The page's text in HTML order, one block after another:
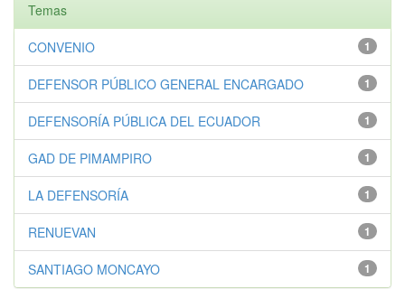
Temas
1
CONVENIO
1
DEFENSOR PÚBLICO GENERAL ENCARGADO
1
DEFENSORÍA PÚBLICA DEL ECUADOR
1
GAD DE PIMAMPIRO
1
LA DEFENSORÍA
1
RENUEVAN
1
SANTIAGO MONCAYO